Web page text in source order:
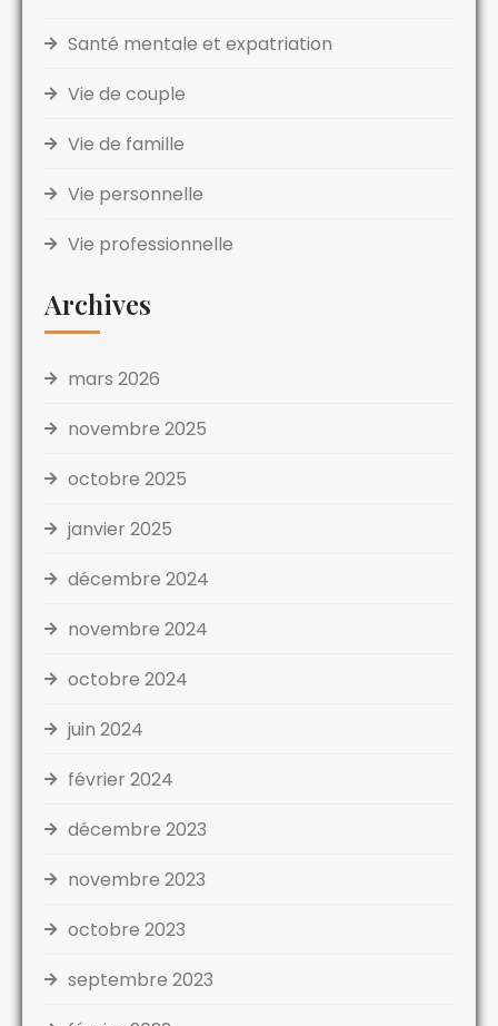
Santé mentale et expatriation
Vie de couple
Vie de famille
Vie personnelle
Vie professionnelle
Archives
mars 2026
novembre 2025
octobre 2025
janvier 2025
décembre 2024
novembre 2024
octobre 2024
juin 2024
février 2024
décembre 2023
novembre 2023
octobre 2023
septembre 2023